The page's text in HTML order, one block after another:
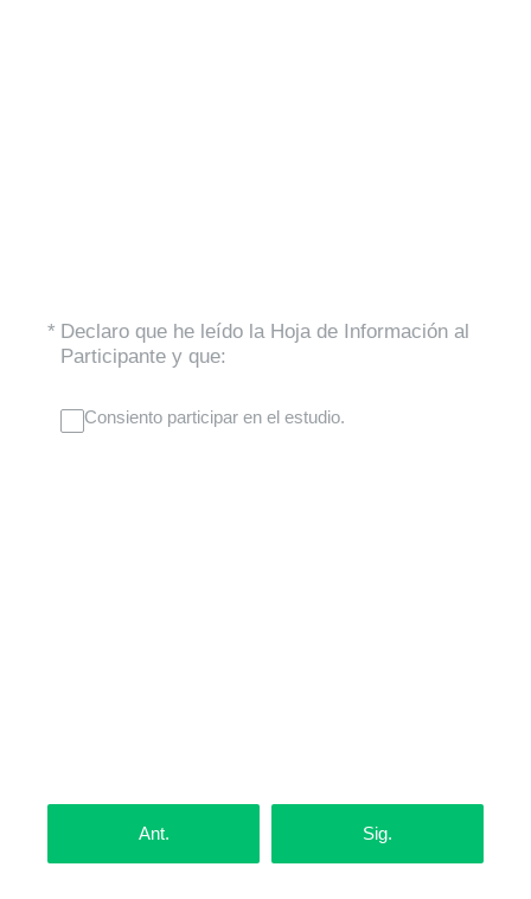
* Declaro que he leído la Hoja de Información al
Participante y que:
(Obligatorio).
Consiento participar en el estudio.
Ant. Sig.